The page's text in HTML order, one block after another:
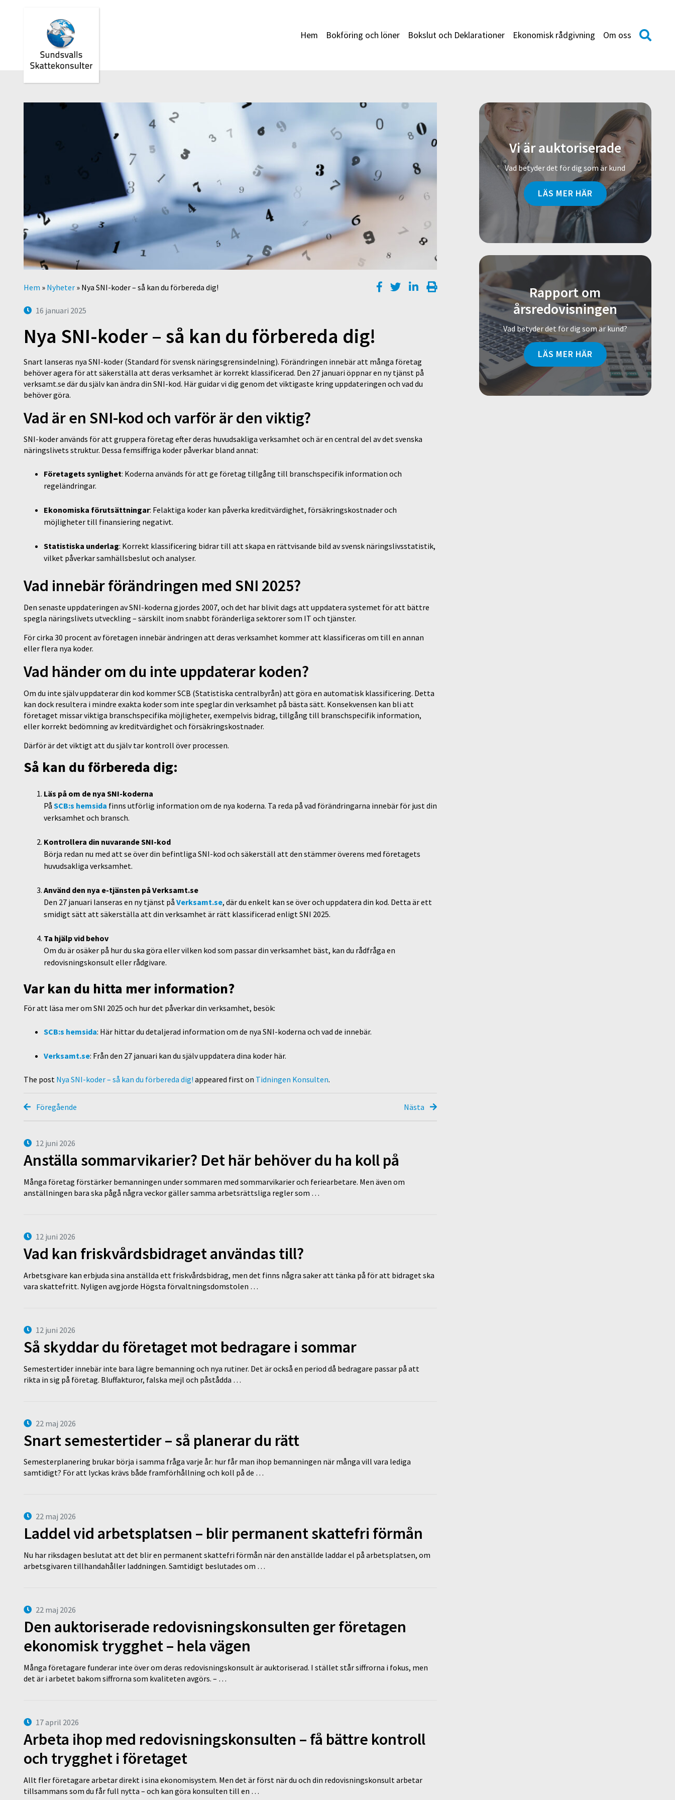
Hem Bokföring och löner Bokslut och Deklarationer Ekonomisk rådgivning Om oss
Hem » Nyheter » Nya SNI-koder – så kan du förbereda dig!
16 januari 2025
Nya SNI-koder – så kan du förbereda dig!
Snart lanseras nya SNI-koder (Standard för svensk näringsgrensindelning). Förändringen innebär att många företag
behöver agera för att säkerställa att deras verksamhet är korrekt klassificerad. Den 27 januari öppnar en ny tjänst på
verksamt.se där du själv kan ändra din SNI-kod. Här guidar vi dig genom det viktigaste kring uppdateringen och vad du
behöver göra.
Vad är en SNI-kod och varför är den viktig?
SNI-koder används för att gruppera företag efter deras huvudsakliga verksamhet och är en central del av det svenska
näringslivets struktur. Dessa femsiffriga koder påverkar bland annat:
Företagets synlighet: Koderna används för att ge företag tillgång till branschspecifik information och
regeländringar.
Ekonomiska förutsättningar: Felaktiga koder kan påverka kreditvärdighet, försäkringskostnader och
möjligheter till finansiering negativt.
Statistiska underlag: Korrekt klassificering bidrar till att skapa en rättvisande bild av svensk näringslivsstatistik,
vilket påverkar samhällsbeslut och analyser.
Vad innebär förändringen med SNI 2025?
Den senaste uppdateringen av SNI-koderna gjordes 2007, och det har blivit dags att uppdatera systemet för att bättre
spegla näringslivets utveckling – särskilt inom snabbt föränderliga sektorer som IT och tjänster.
För cirka 30 procent av företagen innebär ändringen att deras verksamhet kommer att klassificeras om till en annan
eller flera nya koder.
Vad händer om du inte uppdaterar koden?
Om du inte själv uppdaterar din kod kommer SCB (Statistiska centralbyrån) att göra en automatisk klassificering. Detta
kan dock resultera i mindre exakta koder som inte speglar din verksamhet på bästa sätt. Konsekvensen kan bli att
företaget missar viktiga branschspecifika möjligheter, exempelvis bidrag, tillgång till branschspecifik information,
eller korrekt bedömning av kreditvärdighet och försäkringskostnader.
Därför är det viktigt att du själv tar kontroll över processen.
Så kan du förbereda dig:
Läs på om de nya SNI-koderna
På SCB:s hemsida finns utförlig information om de nya koderna. Ta reda på vad förändringarna innebär för just din
verksamhet och bransch.
Kontrollera din nuvarande SNI-kod
Börja redan nu med att se över din befintliga SNI-kod och säkerställ att den stämmer överens med företagets
huvudsakliga verksamhet.
Använd den nya e-tjänsten på Verksamt.se
Den 27 januari lanseras en ny tjänst på Verksamt.se, där du enkelt kan se över och uppdatera din kod. Detta är ett
smidigt sätt att säkerställa att din verksamhet är rätt klassificerad enligt SNI 2025.
Ta hjälp vid behov
Om du är osäker på hur du ska göra eller vilken kod som passar din verksamhet bäst, kan du rådfråga en
redovisningskonsult eller rådgivare.
Var kan du hitta mer information?
För att läsa mer om SNI 2025 och hur det påverkar din verksamhet, besök:
SCB:s hemsida: Här hittar du detaljerad information om de nya SNI-koderna och vad de innebär.
Verksamt.se: Från den 27 januari kan du själv uppdatera dina koder här.
The post Nya SNI-koder – så kan du förbereda dig! appeared first on Tidningen Konsulten.
Föregående Nästa
12 juni 2026
Anställa sommarvikarier? Det här behöver du ha koll på
Många företag förstärker bemanningen under sommaren med sommarvikarier och feriearbetare. Men även om
anställningen bara ska pågå några veckor gäller samma arbetsrättsliga regler som …
12 juni 2026
Vad kan friskvårdsbidraget användas till?
Arbetsgivare kan erbjuda sina anställda ett friskvårdsbidrag, men det finns några saker att tänka på för att bidraget ska
vara skattefritt. Nyligen avgjorde Högsta förvaltningsdomstolen …
12 juni 2026
Så skyddar du företaget mot bedragare i sommar
Semestertider innebär inte bara lägre bemanning och nya rutiner. Det är också en period då bedragare passar på att
rikta in sig på företag. Bluffakturor, falska mejl och påstådda …
22 maj 2026
Snart semestertider – så planerar du rätt
Semesterplanering brukar börja i samma fråga varje år: hur får man ihop bemanningen när många vill vara lediga
samtidigt? För att lyckas krävs både framförhållning och koll på de …
22 maj 2026
Laddel vid arbetsplatsen – blir permanent skattefri förmån
Nu har riksdagen beslutat att det blir en permanent skattefri förmån när den anställde laddar el på arbetsplatsen, om
arbetsgivaren tillhandahåller laddningen. Samtidigt beslutades om …
22 maj 2026
Den auktoriserade redovisningskonsulten ger företagen
ekonomisk trygghet – hela vägen
Många företagare funderar inte över om deras redovisningskonsult är auktoriserad. I stället står siffrorna i fokus, men
det är i arbetet bakom siffrorna som kvaliteten avgörs. – …
17 april 2026
Arbeta ihop med redovisningskonsulten – få bättre kontroll
och trygghet i företaget
Allt fler företagare arbetar direkt i sina ekonomisystem. Men det är först när du och din redovisningskonsult arbetar
tillsammans som du får full nytta – och kan göra konsulten till en …
Vi är auktoriserade
Vad betyder det för dig som är kund
LÄS MER HÄR
Rapport om
årsredovisningen
Vad betyder det för dig som är kund?
LÄS MER HÄR